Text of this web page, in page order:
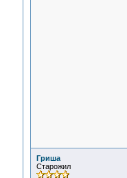
Гриша
Старожил